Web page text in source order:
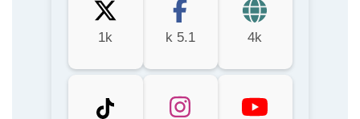
4k
5.1 k
1k